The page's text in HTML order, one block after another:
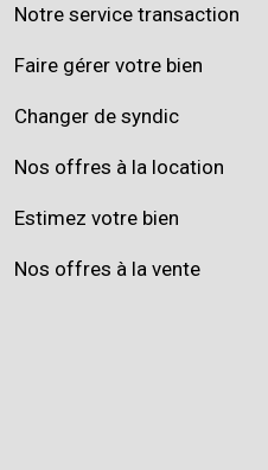
Notre service transaction
Faire gérer votre bien
Changer de syndic
Nos offres à la location
Estimez votre bien
Nos offres à la vente